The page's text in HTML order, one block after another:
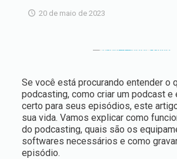
20 de maio de 2023
Se você está procurando entender o
podcasting, como criar um podcast e
certo para seus episódios, este
sua vida. Vamos explicar como
do podcasting, quais são os
softwares necessários e como
episódio.